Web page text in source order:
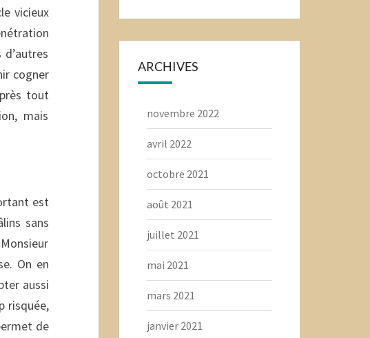
vicieux
cogner
tout
mais
est
sans
On en
aussi
risquée,
de
ARCHIVES
novembre 2022
avril 2022
octobre 2021
août 2021
juillet 2021
mai 2021
mars 2021
janvier 2021